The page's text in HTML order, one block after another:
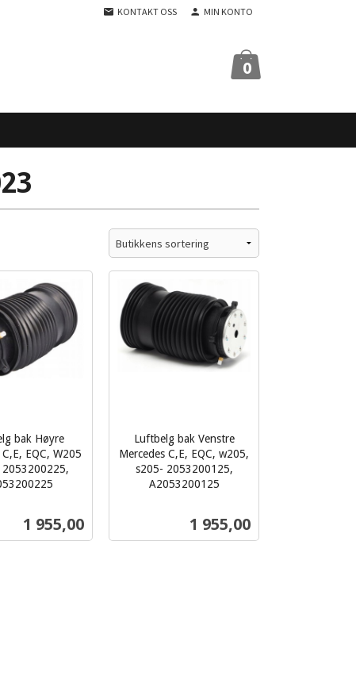
KONTAKT OSS MIN KONTO
0
bak Høyre
EQC, W205
2053200225,
Pris
1 955,00
Luftbelg bak Venstre
Mercedes C,E, EQC, w205,
s205- 2053200125,
A2053200125
Pris
1 955,00